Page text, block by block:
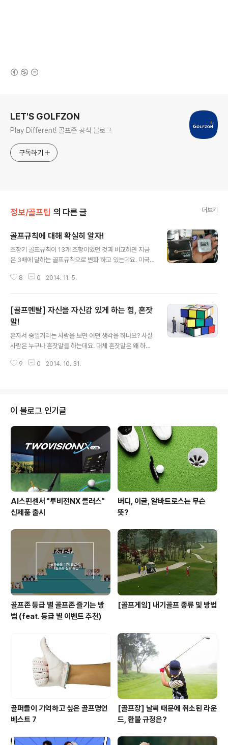
LET'S GOLFZON
Play Different! 골프존 공식 블로그
구독하기
정보/골프팁 의 다른 글 더보기
골프규칙에 대해 확실히 알자!
초창기 골프규칙이 13개 조항이었던 것과 비교하면 지금
은 3배에 달하는 골프규칙으로 변화 하고 있는데요. 미국
를 통해 골프규칙을 수정한다고 해요. 지금 시행되고 있는
운드에서 로컬룰에 따라 거리측정기 사용이 가능하다. 정
규 라운드 중 거리측정기를 사용하는 것이 가능한데요. 정
규라운드 중 플레이에 영향을 미칠 수 있는 것이나 상황을
측정하는 물건을 사용할 경우에는 실격이 되는데요. 이 부
분에서 거리측정에 대한 룰이 완화되었답니다. 앞으로 선
수들이 프로암이나 연습 라운드가 아닌 정규 라운드에서도
8 0 2014. 11. 5.
[골프멘탈] 자신을 자신감 있게 하는 힘, 혼잣
말!
혼자서 중얼거리는 사람을 보면 어떤 생각을 하나요? 사실
사람은 누구나 혼잣말을 하는데요. 대체 혼잣말은 왜 하는
는 이상해보이기도 하지만 성인이 되면서 칭찬보다는 실수
는 실수를 했을 때 부정적인 혼잣말을 많이하게 되는데요.
예를 들면 중요한 상황에서 파 퍼팅을 놓치거나 해저드나
벙커에 빠진 실수를 한 후에 나오는 부정적인 혼잣말을 들
수 있을 것 같아요. 이렇게 성인이 되면서 이러한 혼잣말이
당연하게 느껴지게 됩니다. 하지만 혼잣말이 도움이 된다
는 것은 이렇게 예를 들 수 있을 것..
9 0 2014. 10. 31.
이 블로그 인기글
AI스핀센서 "투비전NX 플러스"
신제품 출시
버디, 이글, 알바트로스는 무슨
뜻?
골프존 등급 별 골프존 즐기는 방
법 (feat. 등급 별 이벤트 추천)
[골프게임] 내기골프 종류 및 방법
골퍼들이 기억하고 싶은 골프명언
베스트 7
[골프장] 날씨 때문에 취소된 라운
드, 환불 규정은?